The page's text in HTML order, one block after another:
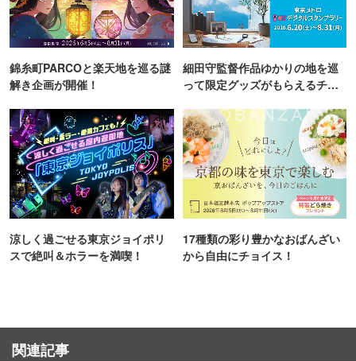
錦糸町PARCOと楽天地を巡る謎
解き企画が開催！
細田守監督作品ゆかりの地を巡
って限定グッズがもらえるチャ
涼しく過ごせる東京ジョイポリ
スで絶叫＆ホラーを満喫！
17種類の彩り豊かなおばんざい
から自由にチョイス！
関連記事